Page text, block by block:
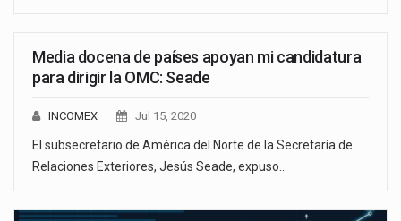
Media docena de países apoyan mi candidatura
para dirigir la OMC: Seade
INCOMEX Jul 15, 2020
El subsecretario de América del Norte de la Secretaría de
Relaciones Exteriores, Jesús Seade, expuso…